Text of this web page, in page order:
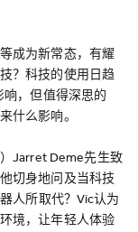
成为新常态，有耀
？科技的使用日趋
，但值得深思的
什么影响。
Jarret Deme先生致
切身地问及当科技
人所取代？Vic认为
境，让年轻人体验